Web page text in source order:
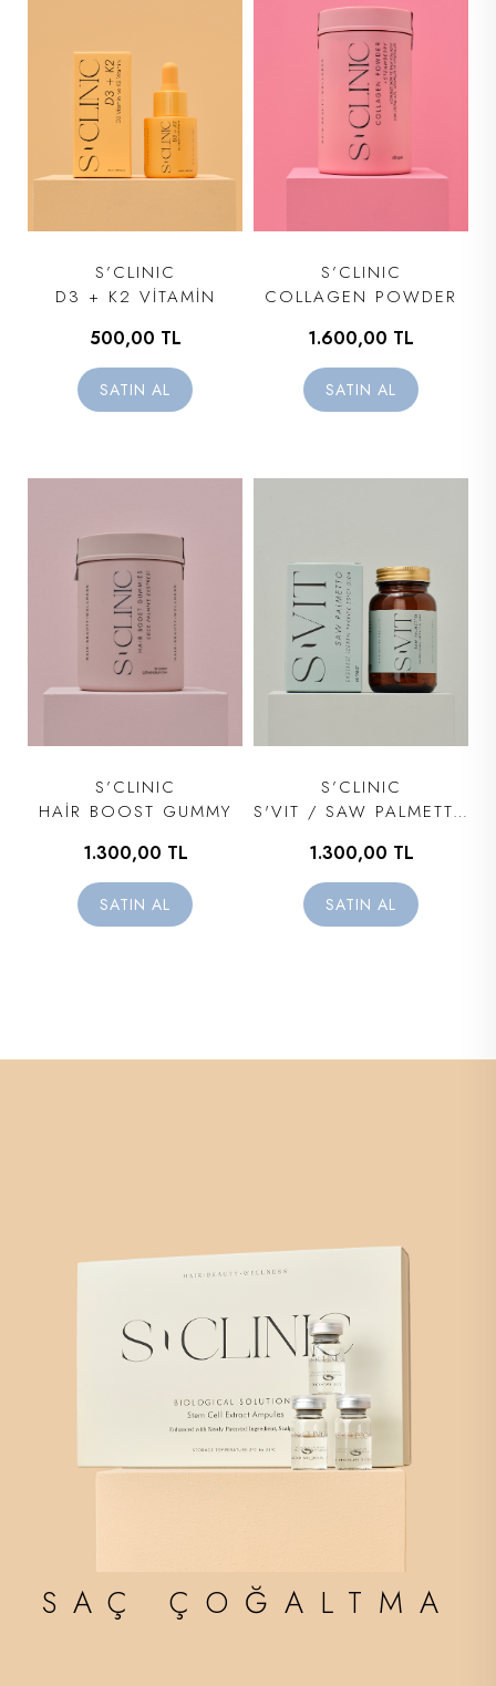
S’CLINIC
D3 + K2 VİTAMİN
500,00 TL
SATIN AL
S’CLINIC
COLLAGEN POWDER
1.600,00 TL
SATIN AL
S’CLINIC
HAİR BOOST GUMMY
1.300,00 TL
SATIN AL
S’CLINIC
S'VIT / SAW PALMETTO
1.300,00 TL
SATIN AL
SAÇ ÇOĞALTMA